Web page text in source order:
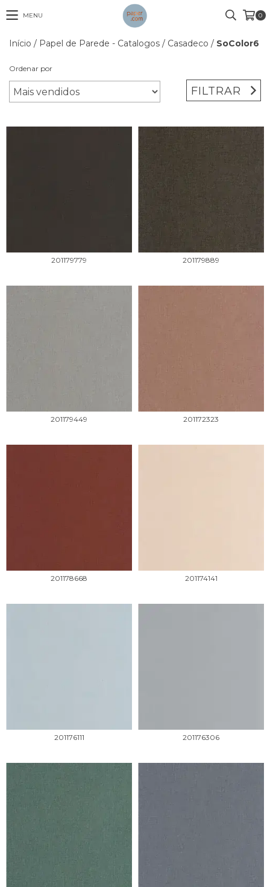
MENU 0
Início / Papel de Parede - Catalogos / Casadeco / SoColor6
Ordenar por
FILTRAR
201179779 201179889
201179449 201172323
201178668 201174141
201176111 201176306